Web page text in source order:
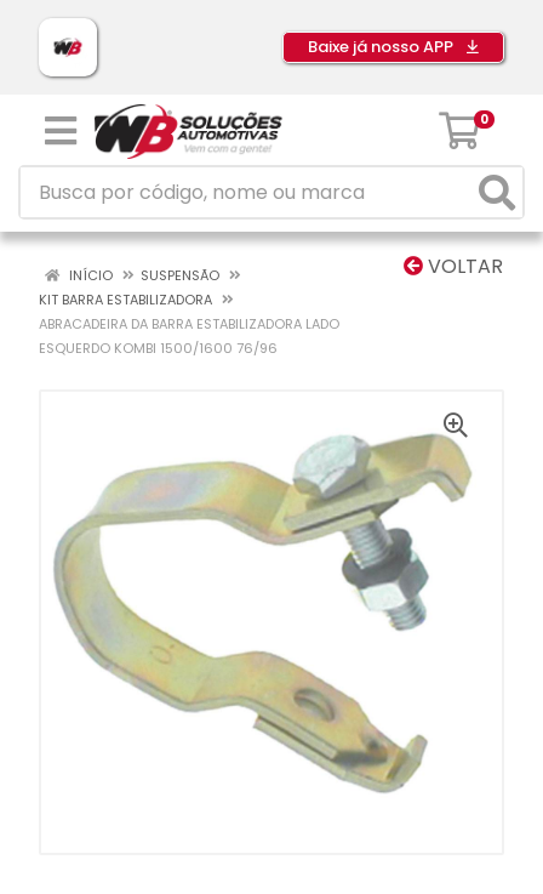
Baixe já nosso APP
0
VOLTAR
INÍCIO
SUSPENSÃO
KIT BARRA ESTABILIZADORA
ABRACADEIRA DA BARRA ESTABILIZADORA LADO
ESQUERDO KOMBI 1500/1600 76/96